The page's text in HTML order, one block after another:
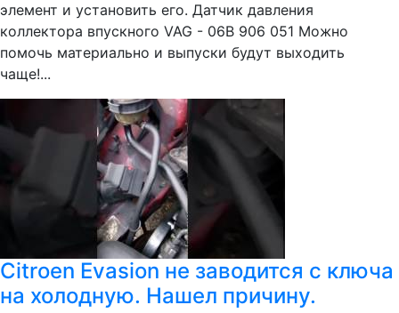
элемент и установить его. Датчик давления
коллектора впускного VAG - 06B 906 051 Можно
помочь материально и выпуски будут выходить
чаще!...
Citroen Evasion не заводится с ключа
на холодную. Нашел причину.